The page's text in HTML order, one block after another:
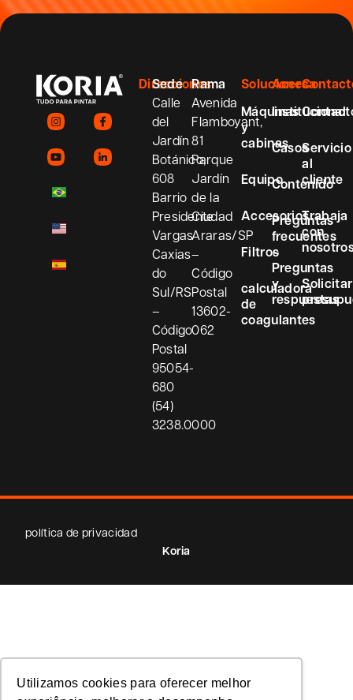
Utilizamos cookies para oferecer melhor
Direcciones
Sede
Calle
del
Jardín
Botánico,
608
Barrio
Presidente
Vargas
Caxias
do
Sul/RS
–
Código
Postal
95054-
680
(54)
3238.0000
Rama
Avenida
Flamboyant,
81
Parque
Jardín
de la
Ciudad
Araras/SP
–
Código
Postal
13602-
062
Soluciones
Máquinas
y
cabinas
Equipo
Accesorios
Filtros
calculadora
de
coagulantes
Acerca
Institucional
Casos
Contenido
Preguntas
frecuentes
–
Preguntas
y
respuestas
Servicio
al
cliente
Trabaja
con
Solicitar
política de privacidad
Koria